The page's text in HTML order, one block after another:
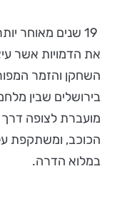
19 שנים מאוחר
את הדמויות אשר
השחקן והזמר
בירושלים שבין
מועברת לצופה דרך
הכוכב, ומשתקפת
במלוא הדרה.